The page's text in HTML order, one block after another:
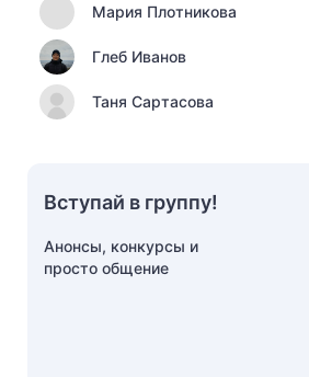
Мария Плотникова
Глеб Иванов
Таня Сартасова
Вступай в группу!
Анонсы, конкурсы и
просто общение